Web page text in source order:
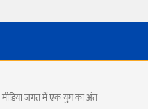
मीडिया जगत में एक युग का अंत